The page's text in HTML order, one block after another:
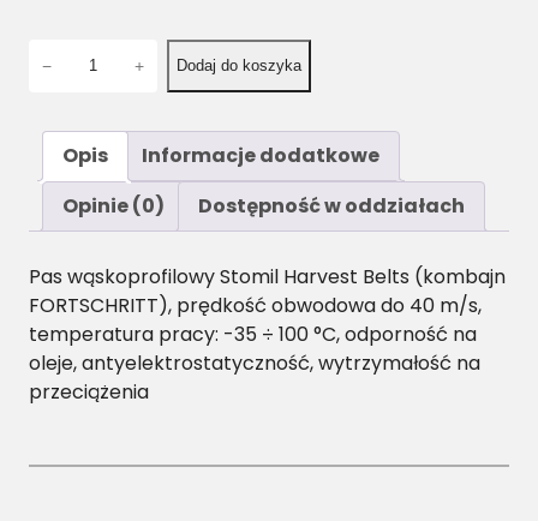
P
/
H
-
2
1
− + Dodaj do koszyka
Opis
Informacje dodatkowe
Opinie (0)
Dostępność w oddziałach
Pas wąskoprofilowy Stomil Harvest Belts (kombajn
FORTSCHRITT), prędkość obwodowa do 40 m/s,
temperatura pracy: -35 ÷ 100 °C, odporność na
oleje, antyelektrostatyczność, wytrzymałość na
przeciążenia